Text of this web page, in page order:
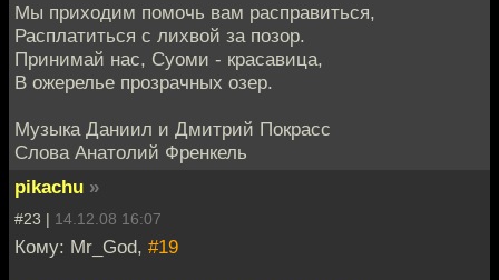
Мы приходим помочь вам расправиться,
Расплатиться с лихвой за позор.
Принимай нас, Суоми - красавица,
В ожерелье прозрачных озер.
Музыка Даниил и Дмитрий Покрасс
Слова Анатолий Френкель
pikachu »
#23 | 14.12.08 16:07
Кому: Mr_God, #19